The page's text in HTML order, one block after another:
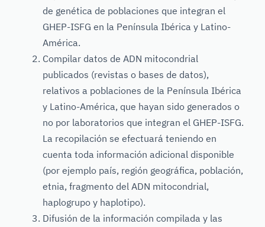
de genética de poblaciones que integran el
GHEP-ISFG en la Península Ibérica y Latino-
América.
Compilar datos de ADN mitocondrial
publicados (revistas o bases de datos),
relativos a poblaciones de la Península Ibérica
y Latino-América, que hayan sido generados o
no por laboratorios que integran el GHEP-ISFG.
La recopilación se efectuará teniendo en
cuenta toda información adicional disponible
(por ejemplo país, región geográfica, población,
etnia, fragmento del ADN mitocondrial,
haplogrupo y haplotipo).
Difusión de la información compilada y las